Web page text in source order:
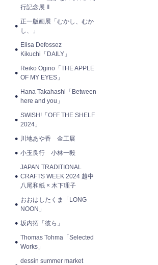
行記念展 II
正一版画展「むかし、むか
し、」
Elisa Defossez
Kikuchi「DAILY」
Reiko Ogino「THE APPLE
OF MY EYES」
Hana Takahashi「Between
here and you」
SWISH!「OFF THE SHELF
2024」
川地あや香 金工展
小玉良行 小林一毅
JAPAN TRADITIONAL
CRAFTS WEEK 2024 越中
八尾和紙 × 木下理子
おおはしたくま「LONG
NOON」
坂内拓「彼ら」
Thomas Tohma「Selected
Works」
dessin summer market